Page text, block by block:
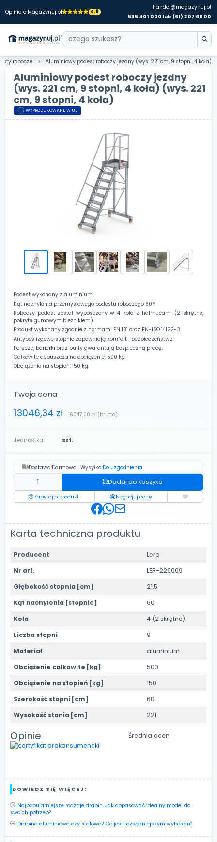
Opinia o Magazynuj.pl 4.8
handel@magazynuj.pl
535 401 000 lub (61) 307 66 00
robocze Aluminiowy podest roboczy jezdny (wys. 221 cm, 9 stopni, 4 koła)
Aluminiowy podest roboczy jezdny
(wys. 221 cm, 9 stopni, 4 koła) (wys. 221
cm, 9 stopni, 4 koła)
WYPRODUKOWANE W UE
Podest wykonany z aluminium.
Kąt nachylenia przemysłowego podestu roboczego 60°.
Roboczy podest został wyposażony w 4 koła z halmucami (2 skrętne,
pokryte gumowym bieżnikiem).
Produkt wykonany zgodnie z normami EN 131 oraz EN-ISO 14122-3.
Antypoślizgowe stopnie zapewniają komfort i bezpieczeństwo.
Poręcze, barierki oraz burty gwarantują bezpieczną pracę.
Całkowite dopuszczalne obciążenie: 500 kg.
Obciążenie na stopień: 150 kg.
Twoja cena:
13046,34 zł 16047,00 zł (brutto)
Jednostka: szt.
Dostawa:Darmowa Wysyłka:Do uzgodnienia
Dodaj do koszyka
Zapytaj o produkt Negocjuj cenę
Karta techniczna produktu
Producent
Lero
Nr art.
LER-226009
Głębokość stopnia [cm]
21,5
Kąt nachylenia [stopnie]
60
Koła
4 (2 skrętne)
Liczba stopni
9
Materiał
aluminium
Obciążenie całkowite [kg]
500
Obciążenie na stopień [kg]
150
Szerokość stopni [cm]
60
Wysokość stania [cm]
221
Opinie Średnia ocen:
DOWIEDZ SIĘ WIĘCEJ:
Najpopularniejsze rodzaje drabin. Jak dopasować idealny model do
swoich potrzeb?
Drabina aluminiowa czy stalowa? Co jest rozsądniejszym wyborem?